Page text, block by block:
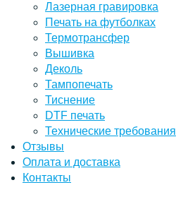
Лазерная гравировка
Печать на футболках
Термотрансфер
Вышивка
Деколь
Тампопечать
Тиснение
DTF печать
Технические требования
Отзывы
Оплата и доставка
Контакты